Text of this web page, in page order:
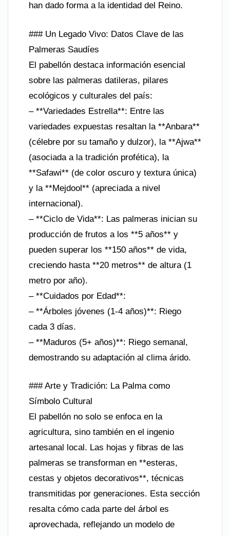
han dado forma a la identidad del Reino.
### Un Legado Vivo: Datos Clave de las
Palmeras Saudíes
El pabellón destaca información esencial
sobre las palmeras datileras, pilares
ecológicos y culturales del país:
– **Variedades Estrella**: Entre las
variedades expuestas resaltan la **Anbara**
(célebre por su tamaño y dulzor), la **Ajwa**
(asociada a la tradición profética), la
**Safawi** (de color oscuro y textura única)
y la **Mejdool** (apreciada a nivel
internacional).
– **Ciclo de Vida**: Las palmeras inician su
producción de frutos a los **5 años** y
pueden superar los **150 años** de vida,
creciendo hasta **20 metros** de altura (1
metro por año).
– **Cuidados por Edad**:
– **Árboles jóvenes (1-4 años)**: Riego
cada 3 días.
– **Maduros (5+ años)**: Riego semanal,
demostrando su adaptación al clima árido.
### Arte y Tradición: La Palma como
Símbolo Cultural
El pabellón no solo se enfoca en la
agricultura, sino también en el ingenio
artesanal local. Las hojas y fibras de las
palmeras se transforman en **esteras,
cestas y objetos decorativos**, técnicas
transmitidas por generaciones. Esta sección
resalta cómo cada parte del árbol es
aprovechada, reflejando un modelo de